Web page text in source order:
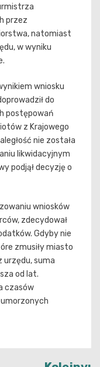
przez
natomiast
w wyniku
wniosku
do
postępowań
z Krajowego
nie została
likwidacyjnym
podjął decyzję o
wniosków
zdecydował
Gdyby nie
zmusiły miasto
urzędu, suma
od lat.
czasów